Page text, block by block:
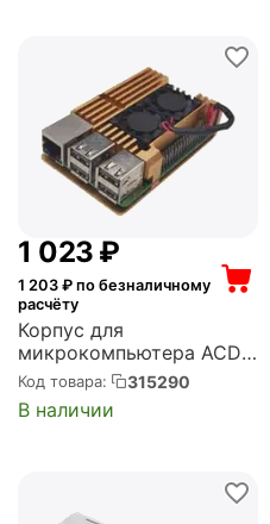
1 023 ₽
1 203 ₽ по безналичному
расчёту
Корпус для
микрокомпьютера ACD
Gold Metal Aluminum
Case with Double Fans for
Raspberry Pi 4B (RA504)
Код товара: 315290
В наличии